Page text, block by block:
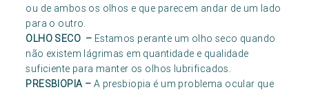
ou de ambos os olhos e que parecem andar de um lado
para o outro.
OLHO SECO – Estamos perante um olho seco quando
não existem lágrimas em quantidade e qualidade
suficiente para manter os olhos lubrificados.
PRESBIOPIA – A presbiopia é um problema ocular que